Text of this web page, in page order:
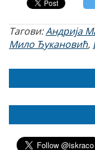
Тагови:Андрија
Мило Ђукановић,